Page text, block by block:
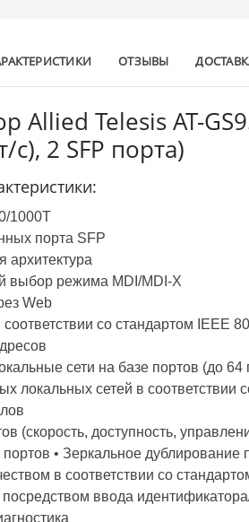
ОТЗЫВЫ
Allied Telesis AT-
2 SFP порта)
1000T
порта SFP
архитектура
выбор режима MDI/MDI-X
Web
соответствии со стандартом IEEE
сети на базе портов (до 64
локальных сетей в соответствии
(скорость, доступность,
• Зеркальное дублирование
в соответствии со
ввода